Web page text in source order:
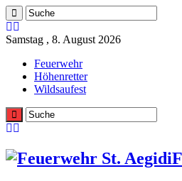
Samstag , 8. August 2026
Feuerwehr
Höhenretter
Wildsaufest